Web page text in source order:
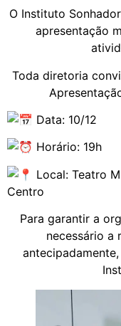
O Instituto
apresentação
Toda diretoria
Data: 10/12
Horário: 19h
Local: Teatro
Centro
Para garantir a
necessário a